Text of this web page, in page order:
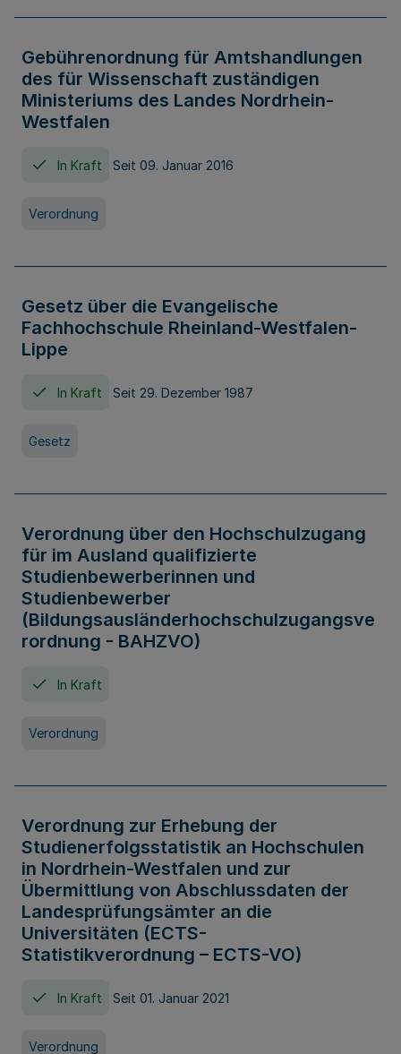
Gebührenordnung für Amtshandlungen
des für Wissenschaft zuständigen
Ministeriums des Landes Nordrhein-
Westfalen
In Kraft Seit 09. Januar 2016
Verordnung
Gesetz über die Evangelische
Fachhochschule Rheinland-Westfalen-
Lippe
In Kraft Seit 29. Dezember 1987
Gesetz
Verordnung über den Hochschulzugang
für im Ausland qualifizierte
Studienbewerberinnen und
Studienbewerber
(Bildungsausländerhochschulzugangsve
rordnung - BAHZVO)
In Kraft
Verordnung
Verordnung zur Erhebung der
Studienerfolgsstatistik an Hochschulen
in Nordrhein-Westfalen und zur
Übermittlung von Abschlussdaten der
Landesprüfungsämter an die
Universitäten (ECTS-
Statistikverordnung – ECTS-VO)
In Kraft Seit 01. Januar 2021
Verordnung